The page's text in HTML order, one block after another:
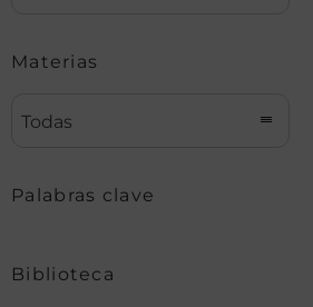
Materias
Todas
Palabras clave
Biblioteca